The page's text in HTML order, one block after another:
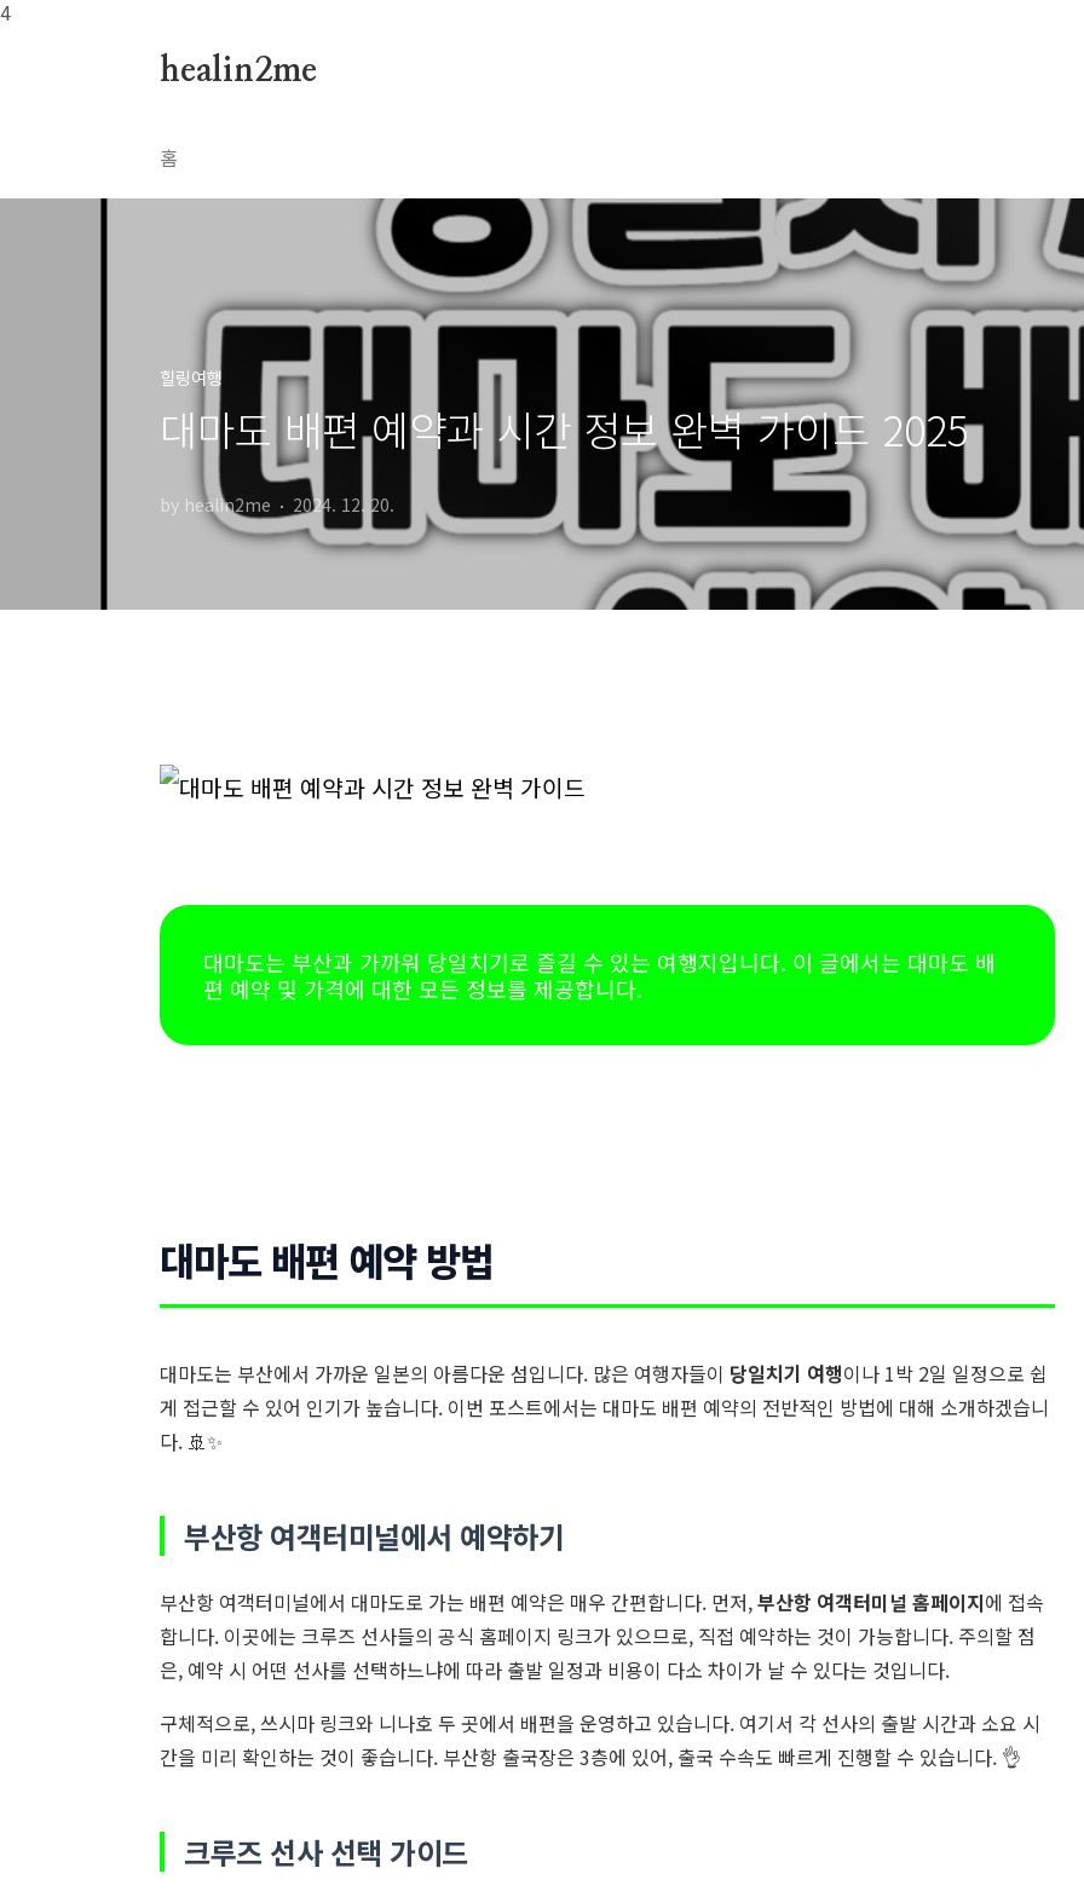
4
본문 바로가기
healin2me
홈
힐링여행
대마도 배편 예약과 시간 정보 완벽 가이드 2025
by healin2me 2024. 12. 20.
대마도는 부산과 가까워 당일치기로 즐길 수 있는 여행지입니다. 이 글에서는 대마도 배
편 예약 및 가격에 대한 모든 정보를 제공합니다.
대마도 배편 예약 방법
대마도는 부산에서 가까운 일본의 아름다운 섬입니다. 많은 여행자들이 당일치기 여행이나 1박 2일 일정으로 쉽
게 접근할 수 있어 인기가 높습니다. 이번 포스트에서는 대마도 배편 예약의 전반적인 방법에 대해 소개하겠습니
다. 🚢✨
부산항 여객터미널에서 예약하기
부산항 여객터미널에서 대마도로 가는 배편 예약은 매우 간편합니다. 먼저,부산항 여객터미널 홈페이지에 접속
합니다. 이곳에는 크루즈 선사들의 공식 홈페이지 링크가 있으므로, 직접 예약하는 것이 가능합니다. 주의할 점
은, 예약 시 어떤 선사를 선택하느냐에 따라 출발 일정과 비용이 다소 차이가 날 수 있다는 것입니다.
구체적으로, 쓰시마 링크와 니나호 두 곳에서 배편을 운영하고 있습니다. 여기서 각 선사의 출발 시간과 소요 시
간을 미리 확인하는 것이 좋습니다. 부산항 출국장은 3층에 있어, 출국 수속도 빠르게 진행할 수 있습니다. 👌
크루즈 선사 선택 가이드